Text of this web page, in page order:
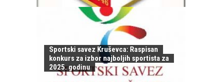
Sportski savez Kruševca: Raspisan
konkurs za izbor najboljih sportista za
2025. godinu